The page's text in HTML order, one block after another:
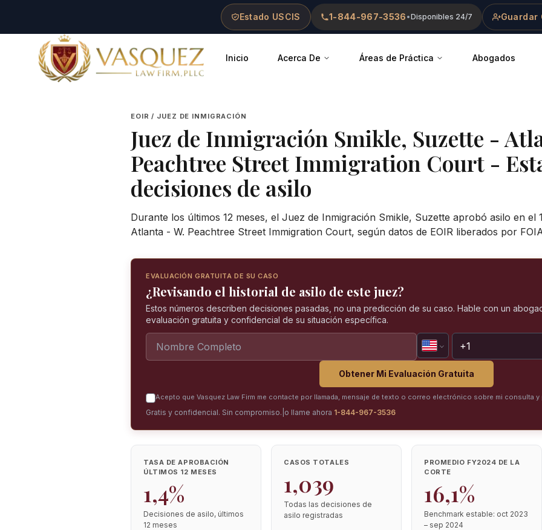
Estado USCIS 1-844-967-3536 •Disponibles 24/7 Guardar
Vasquez Law Firm - Home
Inicio Acerca De Áreas de Práctica Abogados
EOIR / JUEZ DE INMIGRACIÓN
Juez de Inmigración Smikle, Suzette -
Peachtree Street Immigration Court -
decisiones de asilo
Durante los últimos 12 meses, el Juez de Inmigración Smikle, Suzette aprobó asilo en el
Atlanta - W. Peachtree Street Immigration Court, según datos de EOIR liberados por
EVALUACIÓN GRATUITA DE SU CASO
¿Revisando el historial de asilo de este juez?
Estos números describen decisiones pasadas, no una predicción de su caso. Hable con un
evaluación gratuita y confidencial de su situación específica.
Obtener Mi Evaluación Gratuita
Acepto que Vasquez Law Firm me contacte por llamada, mensaje de texto o correo electrónico sobre mi consulta
Gratis y confidencial. Sin compromiso. o llame ahora 1-844-967-3536
TASA DE APROBACIÓN
ÚLTIMOS 12 MESES
1,4%
Decisiones de asilo, últimos
12 meses
CASOS TOTALES
1,039
Todas las decisiones de
asilo registradas
PROMEDIO FY2024 DE LA
CORTE
16,1%
Benchmark estable: oct 2023
– sep 2024